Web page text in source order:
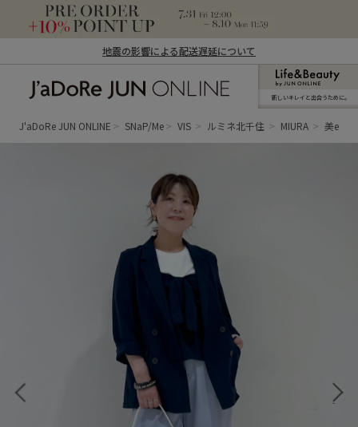
地震の影響による配送遅延について
ン オンライン）
新しいキレイと出合うために。
J'aDoRe JUN ONLINE SNaP/Me VIS ルミネ北千住 MIURA 美easy